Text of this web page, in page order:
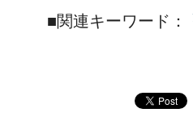
■関連キーワード：